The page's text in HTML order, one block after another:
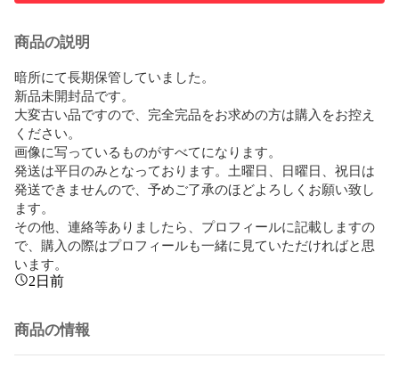
商品の説明
暗所にて長期保管していました。
新品未開封品です。
大変古い品ですので、完全完品をお求めの方は購入をお控え
ください。
画像に写っているものがすべてになります。
発送は平日のみとなっております。土曜日、日曜日、祝日は
発送できませんので、予めご了承のほどよろしくお願い致し
ます。
その他、連絡等ありましたら、プロフィールに記載しますの
で、購入の際はプロフィールも一緒に見ていただければと思
います。
2日前
商品の情報